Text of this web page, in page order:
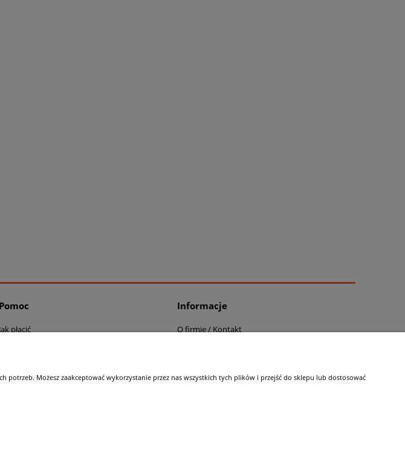
Pomoc
Jak płacić
Informacje
O firmie / Kontakt
Zwroty / Reklamacje
Możesz zaakceptować wykorzystanie przez nas wszystkich tych plików i przejść do sklepu lub dostosować